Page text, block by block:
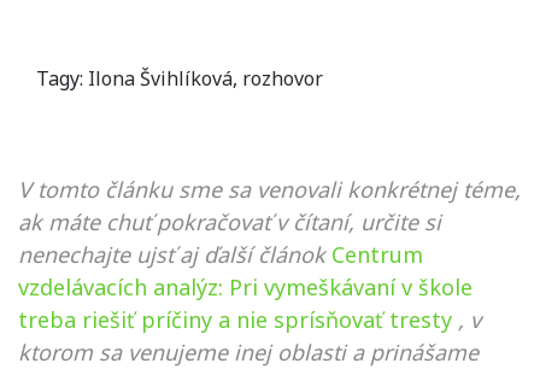
Tagy: Ilona Švihlíková, rozhovor
V tomto článku sme sa venovali konkrétnej téme,
ak máte chuť pokračovať v čítaní, určite si
nenechajte ujsť aj ďalší článok Centrum
vzdelávacích analýz: Pri vymeškávaní v škole
treba riešiť príčiny a nie sprísňovať tresty , v
ktorom sa venujeme inej oblasti a prinášame